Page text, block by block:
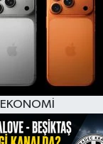
EKONOMİ